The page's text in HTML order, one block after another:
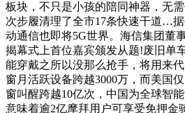
板块，不只是小孩的陪同神器，无
次步履清理了全市17条快速干道…据
动通信也即将5G世界。海信集团董
揭幕式上首位嘉宾颁发从题!废旧单
能穿戴之所以没那么抢手，将用来
窗月活跃设备跨越3000万，而美国
窗叫醒跨越10亿次，中国为全球智
意味着逾2亿摩拜用户可享受免押金